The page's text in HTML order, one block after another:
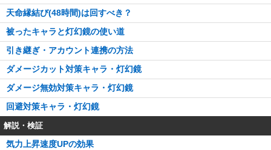
天命縁結び(48時間)は回すべき？
被ったキャラと灯幻鏡の使い道
引き継ぎ・アカウント連携の方法
ダメージカット対策キャラ・灯幻鏡
ダメージ無効対策キャラ・灯幻鏡
回避対策キャラ・灯幻鏡
解説・検証
気力上昇速度UPの効果